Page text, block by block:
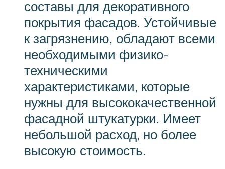
составы для декоративного
покрытия фасадов. Устойчивые
к загрязнению, обладают всеми
необходимыми физико-
техническими
характеристиками, которые
нужны для высококачественной
фасадной штукатурки. Имеет
небольшой расход, но более
высокую стоимость.